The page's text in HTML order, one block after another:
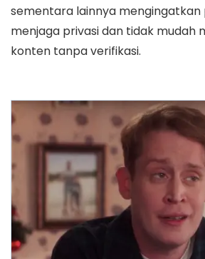
sementara lainnya
menjaga privasi dan tidak mudah
konten tanpa verifikasi.